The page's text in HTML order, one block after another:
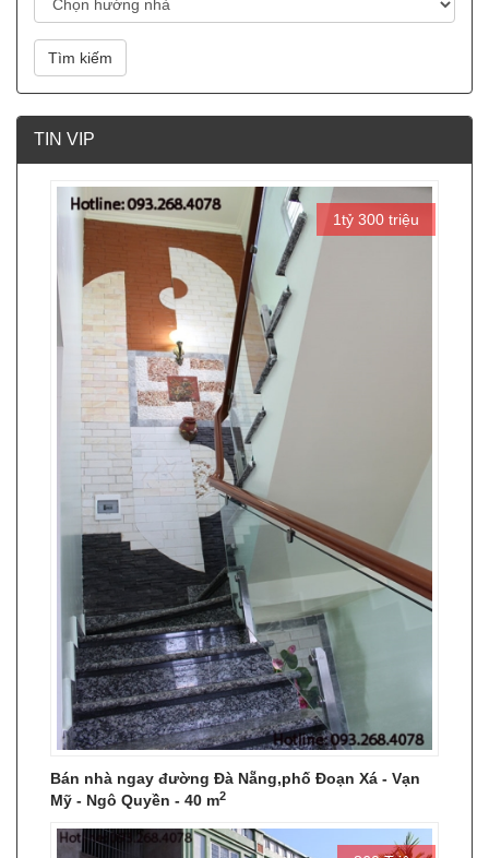
Tìm kiếm
TIN VIP
1tỷ 300 triệu
Bán nhà ngay đường Đà Nẵng,phố Đoạn Xá - Vạn
Mỹ - Ngô Quyền - 40 m2